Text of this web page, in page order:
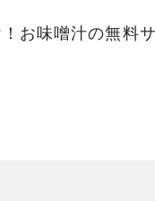
お味噌汁の無料